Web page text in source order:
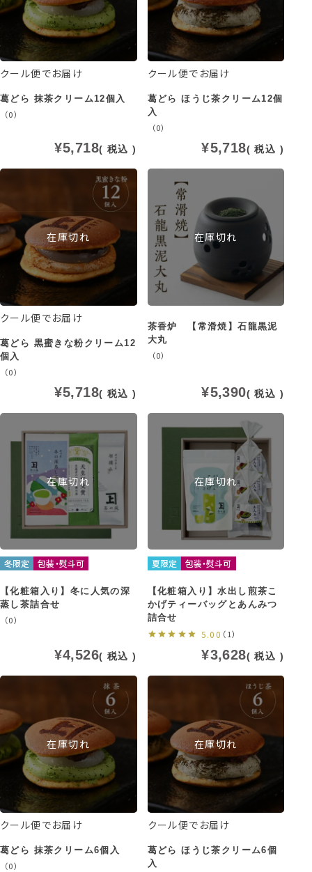
クール便でお届け
葛どら 抹茶クリーム12個入
（0）
¥5,718 税込
クール便でお届け
葛どら ほうじ茶クリーム12個
入
（0）
¥5,718 税込
在庫切れ
クール便でお届け
葛どら 黒蜜きな粉クリーム12
個入
（0）
¥5,718 税込
在庫切れ
茶香炉 【常滑焼】石龍黒泥
大丸
（0）
¥5,390 税込
在庫切れ
冬限定 包装・熨斗可
【化粧箱入り】冬に人気の深
蒸し茶詰合せ
（0）
¥4,526 税込
在庫切れ
夏限定 包装・熨斗可
【化粧箱入り】水出し煎茶こ
かげティーバッグとあんみつ
詰合せ
5.00 （1）
¥3,628 税込
在庫切れ
クール便でお届け
葛どら 抹茶クリーム6個入
（0）
在庫切れ
クール便でお届け
葛どら ほうじ茶クリーム6個
入